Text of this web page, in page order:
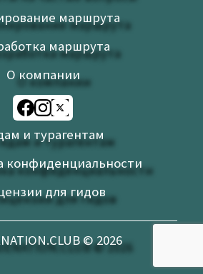
с Условиями использования и
Политика
маршрута
маршрута
О компании
и турагентам
конфиденциальности
для гидов
©2026